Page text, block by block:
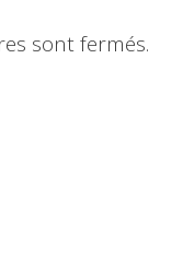
sont fermés.